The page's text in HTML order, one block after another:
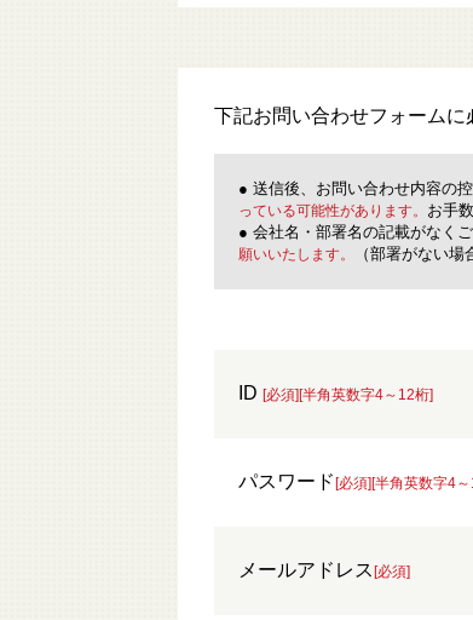
下記お問い合わせフォームに
● 送信後、お問い合わせ内容の
っている可能性があります。 お手
● 会社名・部署名の記載がなく
願いいたします。
（部署がない
ID [必須][半角英数字4～12桁]
パスワード [必須][半角英数字4
メールアドレス [必須]